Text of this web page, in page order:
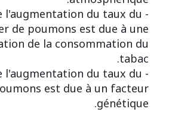
l'augmentation du taux du
de poumons est due à une
de la consommation du
tabac.
l'augmentation du taux du
est due à un facteur
génétique.